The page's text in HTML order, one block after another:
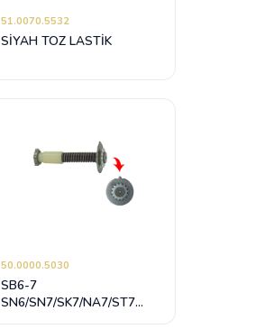
51.0070.5532
SİYAH TOZ LASTİK
50.0000.5030
SB6-7
SN6/SN7/SK7/NA7/ST7